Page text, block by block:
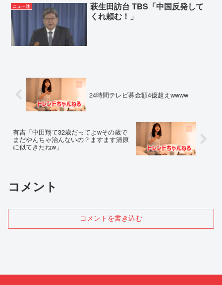
ニュー速
萩生田訪台 TBS「中国反発して
くれ頼む！」
24時間テレビ募金額4億超えwwww
有吉「中田翔て32歳だってよwその歳で
まだやんちゃ治んないの？ますます清原
に似てきたねw」
コメント
コメントを書き込む